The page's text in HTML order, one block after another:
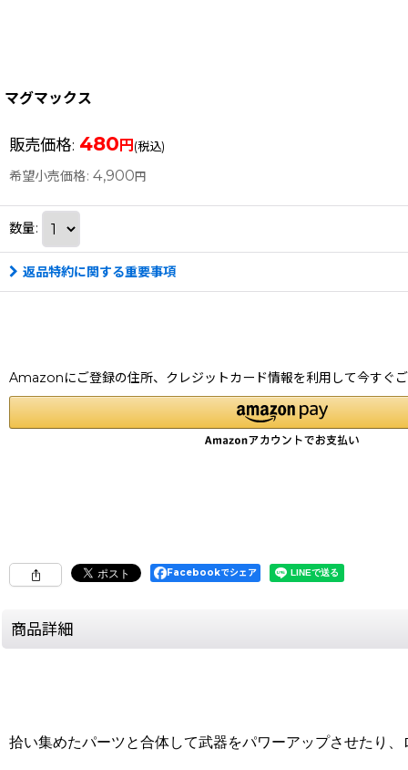
マグマックス
販売価格: 480 円 (税込)
希望小売価格: 4,900 円
数量:
返品特約に関する重要事項
Amazonにご登録の住所、クレジットカード情報を利用して今すぐ
Facebookでシェア
商品詳細
拾い集めたパーツと合体して武器をパワーアップさせたり